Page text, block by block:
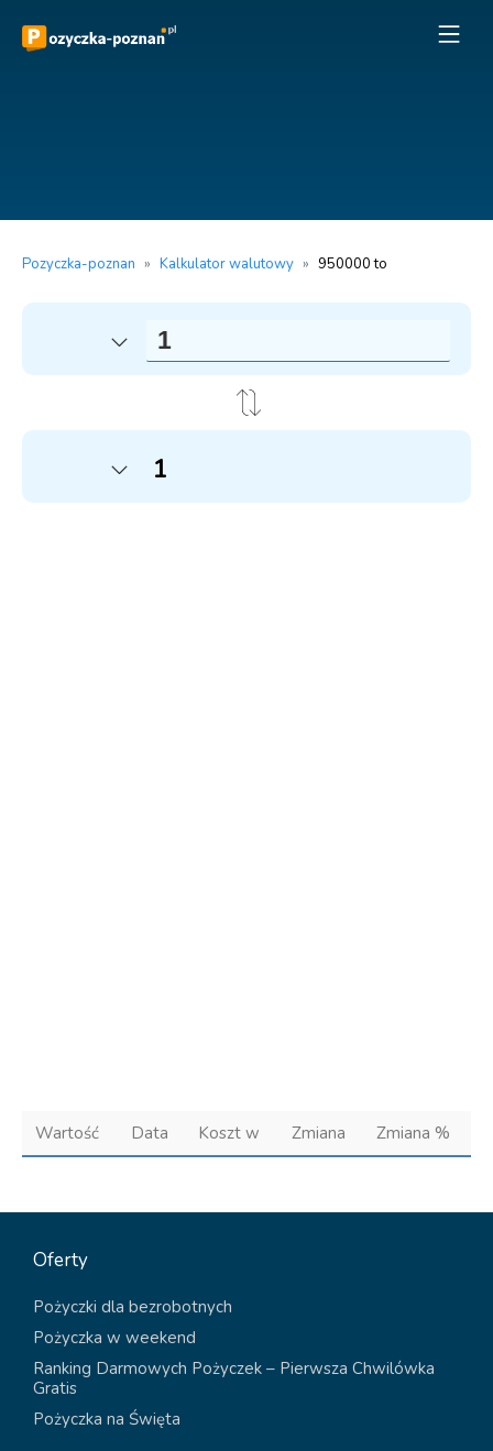
Pozyczka-poznan » Kalkulator walutowy » 950000 to
1
Wartość Data Koszt w Zmiana Zmiana %
Oferty
Pożyczki dla bezrobotnych
Pożyczka w weekend
Ranking Darmowych Pożyczek – Pierwsza Chwilówka
Gratis
Pożyczka na Święta